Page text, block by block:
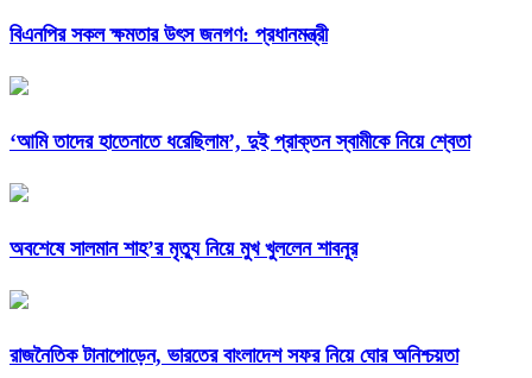
বিএনপির সকল ক্ষমতার উৎস জনগণ: প্রধানমন্ত্রী
‘আমি তাদের হাতেনাতে ধরেছিলাম’, দুই প্রাক্তন স্বামীকে নিয়ে শ্বেতা
অবশেষে সালমান শাহ’র মৃত্যু নিয়ে মুখ খুললেন শাবনূর
রাজনৈতিক টানাপোড়েন, ভারতের বাংলাদেশ সফর নিয়ে ঘোর অনিশ্চয়তা